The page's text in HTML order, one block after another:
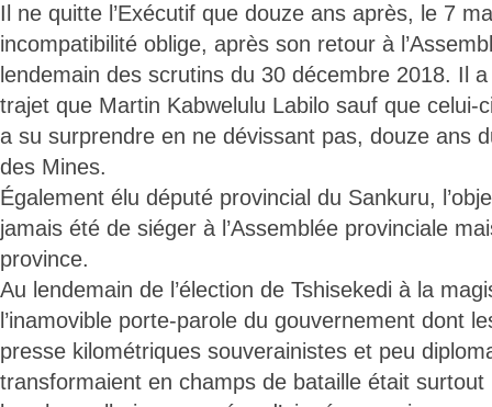
Il ne quitte l’Exécutif que douze ans après, le 7
incompatibilité oblige, après son retour à
lendemain des scrutins du 30 décembre 2018. Il
trajet que Martin Kabwelulu Labilo sauf que celui-
a su surprendre en ne dévissant pas, douze ans
des Mines.
Également élu député provincial du Sankuru,
jamais été de siéger à l’Assemblée provinciale
province.
Au lendemain de l’élection de Tshisekedi à la
l’inamovible porte-parole du gouvernement dont
presse kilométriques souverainistes et peu
transformaient en champs de bataille était surtout